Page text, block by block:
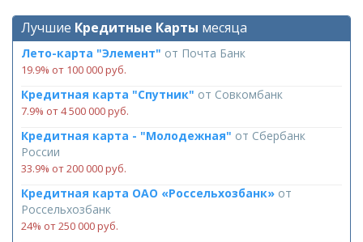
Лучшие Кредитные Карты месяца
Лето-карта "Элемент" от Почта Банк
19.9% от 100 000 руб.
Кредитная карта "Спутник" от Совкомбанк
7.9% от 4 500 000 руб.
Кредитная карта - "Молодежная" от Сбербанк
России
33.9% от 200 000 руб.
Кредитная карта ОАО «Россельхозбанк» от
Россельхозбанк
24% от 250 000 руб.